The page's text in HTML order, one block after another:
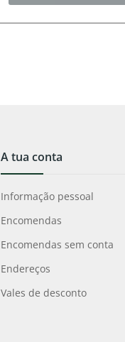
A tua conta
Informação pessoal
Encomendas
Encomendas sem conta
Endereços
Vales de desconto